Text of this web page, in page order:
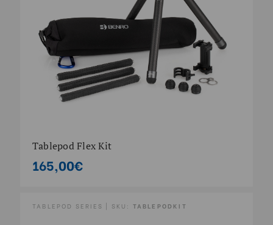
Tablepod Flex Kit
165,00€
TABLEPOD SERIES | SKU: TABLEPODKIT